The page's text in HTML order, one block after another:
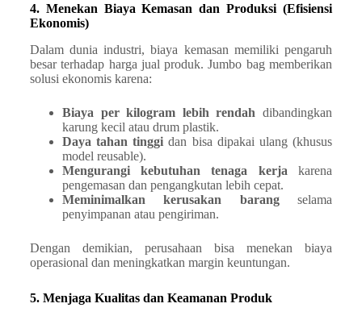
4. Menekan Biaya Kemasan dan Produksi (Efisiensi
Ekonomis)
Dalam dunia industri, biaya kemasan memiliki pengaruh
besar terhadap harga jual produk. Jumbo bag memberikan
solusi ekonomis karena:
Biaya per kilogram lebih rendah dibandingkan
karung kecil atau drum plastik.
Daya tahan tinggi dan bisa dipakai ulang (khusus
model reusable).
Mengurangi kebutuhan tenaga kerja karena
pengemasan dan pengangkutan lebih cepat.
Meminimalkan kerusakan barangselama
penyimpanan atau pengiriman.
Dengan demikian, perusahaan bisa menekan biaya
operasional dan meningkatkan margin keuntungan.
5. Menjaga Kualitas dan Keamanan Produk